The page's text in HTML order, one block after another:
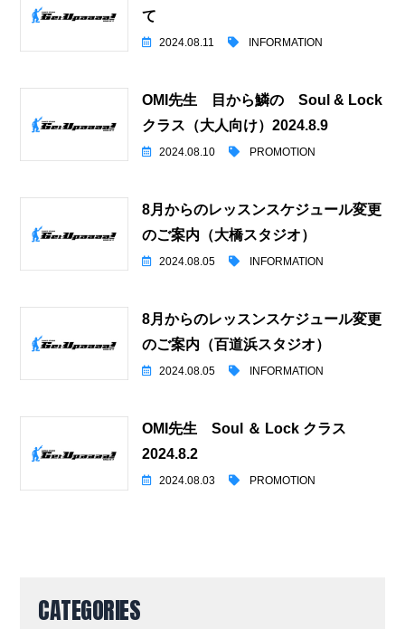
て
2024.08.11 INFORMATION
OMI先生 目から鱗の Soul & Lock
クラス（大人向け）2024.8.9
2024.08.10 PROMOTION
8月からのレッスンスケジュール変更
のご案内（大橋スタジオ）
2024.08.05 INFORMATION
8月からのレッスンスケジュール変更
のご案内（百道浜スタジオ）
2024.08.05 INFORMATION
OMI先生 Soul ＆ Lock クラス
2024.8.2
2024.08.03 PROMOTION
CATEGORIES